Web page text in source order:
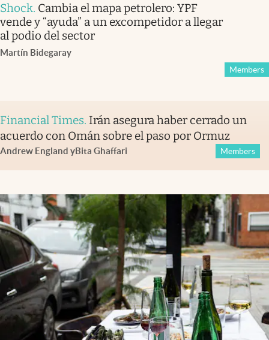
Shock. Cambia el mapa petrolero: YPF
vende y “ayuda” a un excompetidor a llegar
al podio del sector
Martín Bidegaray
Members
Financial Times. Irán asegura haber cerrado un
acuerdo con Omán sobre el paso por Ormuz
Andrew England yBita Ghaffari Members